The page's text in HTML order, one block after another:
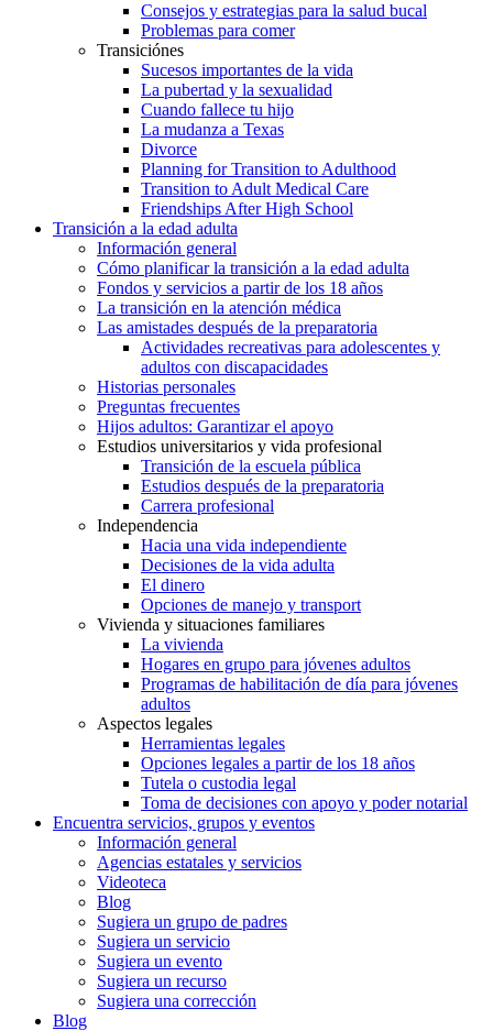
Consejos y estrategias para la salud bucal
Problemas para comer
Transiciónes
Sucesos importantes de la vida
La pubertad y la sexualidad
Cuando fallece tu hijo
La mudanza a Texas
Divorce
Planning for Transition to Adulthood
Transition to Adult Medical Care
Friendships After High School
Transición a la edad adulta
Información general
Cómo planificar la transición a la edad adulta
Fondos y servicios a partir de los 18 años
La transición en la atención médica
Las amistades después de la preparatoria
Actividades recreativas para adolescentes y
adultos con discapacidades
Historias personales
Preguntas frecuentes
Hijos adultos: Garantizar el apoyo
Estudios universitarios y vida profesional
Transición de la escuela pública
Estudios después de la preparatoria
Carrera profesional
Independencia
Hacia una vida independiente
Decisiones de la vida adulta
El dinero
Opciones de manejo y transport
Vivienda y situaciones familiares
La vivienda
Hogares en grupo para jóvenes adultos
Programas de habilitación de día para jóvenes
adultos
Aspectos legales
Herramientas legales
Opciones legales a partir de los 18 años
Tutela o custodia legal
Toma de decisiones con apoyo y poder notarial
Encuentra servicios, grupos y eventos
Información general
Agencias estatales y servicios
Videoteca
Blog
Sugiera un grupo de padres
Sugiera un servicio
Sugiera un evento
Sugiera un recurso
Sugiera una corrección
Blog